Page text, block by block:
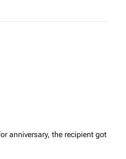
anniversary, the recipient got